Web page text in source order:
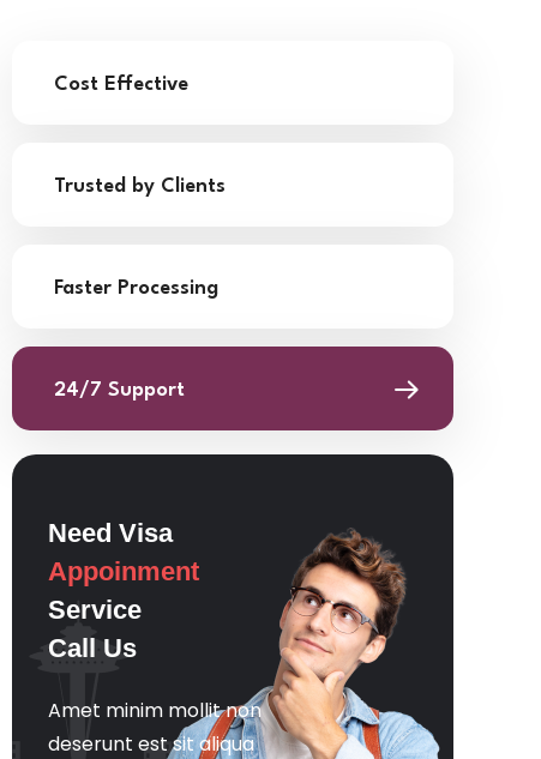
Cost Effective
Trusted by Clients
Faster Processing
24/7 Support
Need Visa
Appoinment
Service
Call Us
Amet minim mollit non
deserunt est sit aliqua